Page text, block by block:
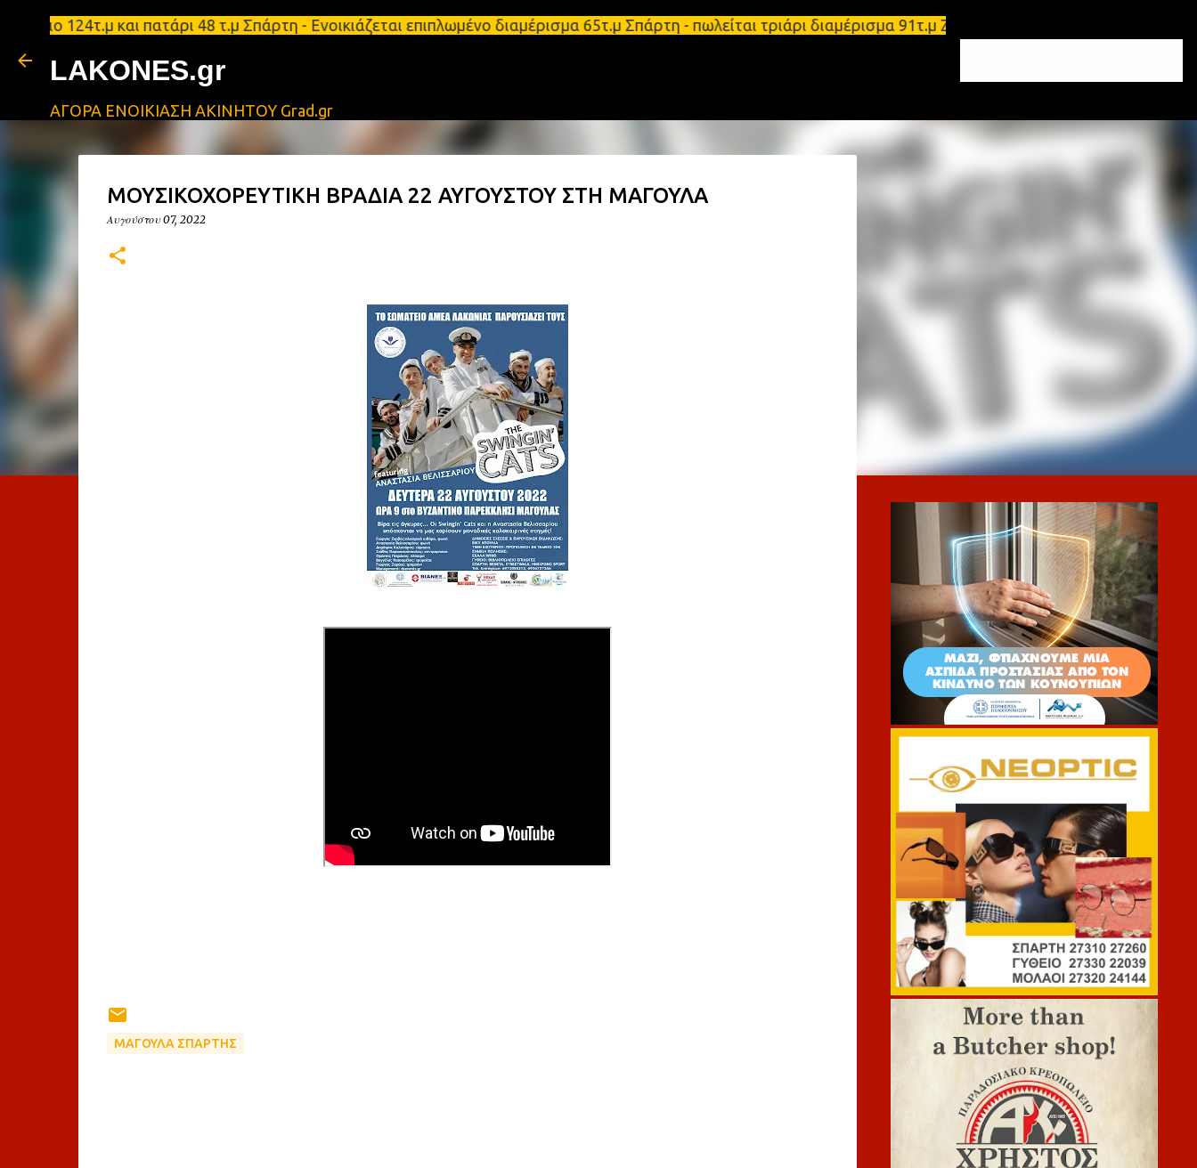
Μετάβαση στο κύριο περιεχόμενο
και πατάρι 48 τ.μ Σπάρτη - Ενοικιάζεται επιπλωμένο διαμέρισμα 65τ.μ Σπάρτη - πωλείται τριάρι διαμέρισμα 91τ.μ Ζητούνται υπάλληλοι
LAKONES.gr
ΑΓΟΡΑ ΕΝΟΙΚΙΑΣΗ ΑΚΙΝΗΤΟΥ Grad.gr
ΜΟΥΣΙΚΟΧΟΡΕΥΤΙΚΗ ΒΡΑΔΙΑ 22 ΑΥΓΟΥΣΤΟΥ ΣΤΗ ΜΑΓΟΥΛΑ
Αυγούστου 07, 2022
ΜΑΓΟΥΛΑ ΣΠΑΡΤΗΣ